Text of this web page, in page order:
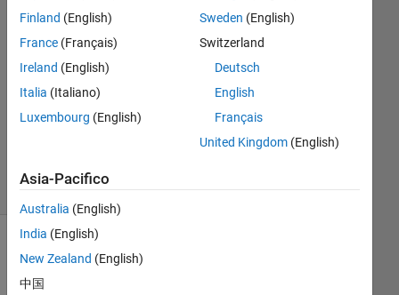
8 Nov
Risposte
Aggiornato
14 Nov
Visualizzazioni
(30 giorni)
Informazioni
Finland (English)
France (Français)
Ireland (English)
Italia (Italiano)
Luxembourg (English)
Sweden (English)
Switzerland
Deutsch
English
Français
United Kingdom(English)
Asia-Pacifico
Australia (English)
India (English)
New Zealand (English)
中国